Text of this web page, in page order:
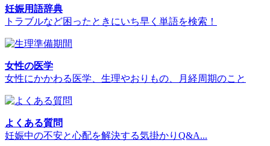
妊娠用語辞典
トラブルなど困ったときにいち早く単語を検索！
女性の医学
女性にかかわる医学、生理やおりもの、月経周期のこと
よくある質問
妊娠中の不安と心配を解決する気掛かりQ&A...